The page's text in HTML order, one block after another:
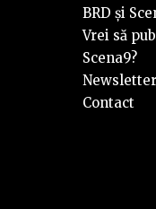
BRD și
Vrei să
Scena9?
Newsletter
Contact